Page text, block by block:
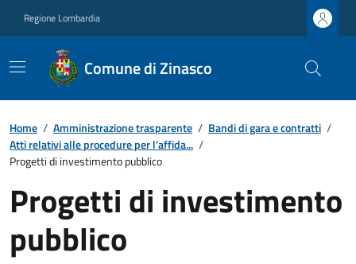
Regione Lombardia
Comune di Zinasco
Home / Amministrazione trasparente / Bandi di gara e contratti /
Atti relativi alle procedure per l’affida... /
Progetti di investimento pubblico
Progetti di investimento
pubblico